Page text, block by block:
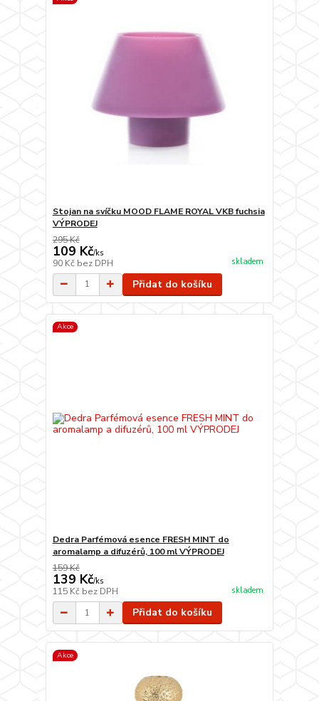
Stojan na svíčku MOOD FLAME ROYAL VKB fuchsia
VÝPRODEJ
295 Kč
109 Kč/ks
90 Kč bez DPH skladem
Přidat do košíku
Akce
Dedra Parfémová esence FRESH MINT do
aromalamp a difuzérů, 100 ml VÝPRODEJ
159 Kč
139 Kč/ks
115 Kč bez DPH skladem
Přidat do košíku
Akce